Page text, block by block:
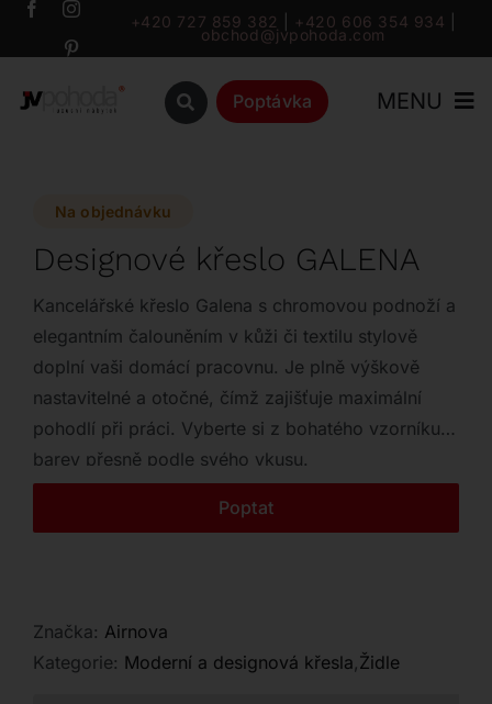
Přeskočit
+420 727 859 382 +420 606 354 934
obchod@jvpohoda.com
Poptávka MENU
Katalog
Značky
Outlet
Kontakt
Na objednávku
Designové křeslo GALENA
Kancelářské křeslo Galena s chromovou podnoží a
elegantním čalouněním v kůži či textilu stylově
doplní vaši domácí pracovnu. Je plně výškově
nastavitelné a otočné, čímž zajišťuje maximální
pohodlí při práci. Vyberte si z bohatého vzorníku
barev přesně podle svého vkusu.
Poptat
Značka: Airnova
Kategorie: Moderní a designová křesla,Židle